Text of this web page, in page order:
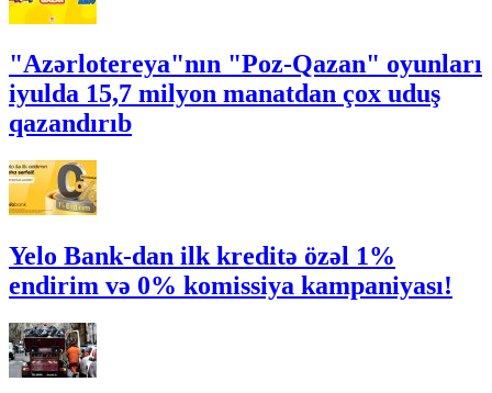
"Azərlotereya"nın "Poz-Qazan" oyunları
iyulda 15,7 milyon manatdan çox uduş
qazandırıb
Yelo Bank-dan ilk kreditə özəl 1%
endirim və 0% komissiya kampaniyası!